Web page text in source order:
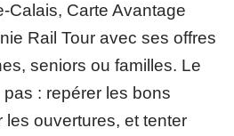
Calais, Carte Avantage
Rail Tour avec ses offres
seniors ou familles. Le
: repérer les bons
ouvertures, et tenter